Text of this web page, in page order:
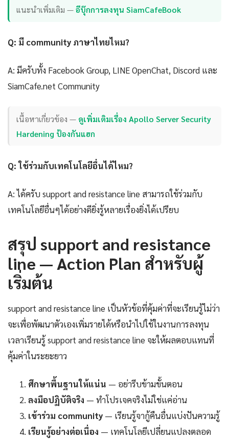
แนะนำเพิ่มเติม —อีบุ๊กการลงทุน SiamCafeBook
Q: มี community ภาษาไทยไหม?
A: มีครับทั้ง Facebook Group, LINE OpenChat, Discord และ
SiamCafe.net Community
เนื้อหาเกี่ยวข้อง — ดูเพิ่มเติมเรื่อง Apollo Server Security
Hardening ป้องกันแฮก
Q: ใช้ร่วมกับเทคโนโลยีอื่นได้ไหม?
A: ได้ครับ support and resistance line สามารถใช้ร่วมกับ
เทคโนโลยีอื่นๆได้อย่างดียิ่งรู้หลายเรื่องยิ่งได้เปรียบ
สรุป support and resistance
line — Action Plan สำหรับผู้
เริ่มต้น
support and resistance line เป็นหัวข้อที่คุ้มค่าที่จะเรียนรู้ไม่ว่า
จะเพื่อพัฒนาตัวเองเพิ่มรายได้หรือนำไปใช้ในงานการลงทุน
เวลาเรียนรู้ support and resistance line จะให้ผลตอบแทนที่
คุ้มค่าในระยะยาว
ศึกษาพื้นฐานให้แน่น — อย่ารีบข้ามขั้นตอน
ลงมือปฏิบัติจริง — ทำโปรเจคจริงไม่ใช่แค่อ่าน
เข้าร่วม community — เรียนรู้จากู้คืนอื่นแบ่งปันความรู้
เรียนรู้อย่างต่อเนื่อง — เทคโนโลยีเปลี่ยนแปลงตลอด